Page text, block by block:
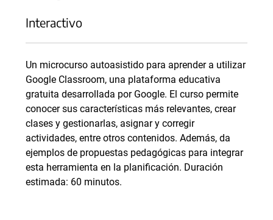
Interactivo
Un microcurso autoasistido para aprender a utilizar
Google Classroom, una plataforma educativa
gratuita desarrollada por Google. El curso permite
conocer sus características más relevantes, crear
clases y gestionarlas, asignar y corregir
actividades, entre otros contenidos. Además, da
ejemplos de propuestas pedagógicas para integrar
esta herramienta en la planificación. Duración
estimada: 60 minutos.